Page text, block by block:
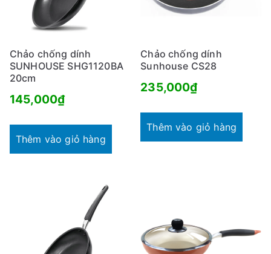
Chảo chống dính
SUNHOUSE SHG1120BA
20cm
145,000₫
Thêm vào giỏ hàng
Chảo chống dính
Sunhouse CS28
235,000₫
Thêm vào giỏ hàng